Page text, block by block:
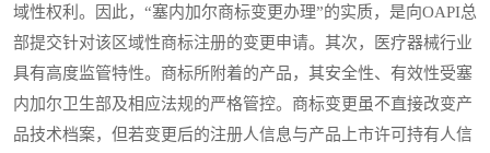
域性权利。因此，“塞内加尔商标变更办理”的实质，是向OAPI总
部提交针对该区域性商标注册的变更申请。其次，医疗器械行业
具有高度监管特性。商标所附着的产品，其安全性、有效性受塞
内加尔卫生部及相应法规的严格管控。商标变更虽不直接改变产
品技术档案，但若变更后的注册人信息与产品上市许可持有人信